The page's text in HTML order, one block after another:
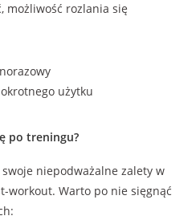
możliwość rozlania się
użytku
po treningu?
niepodważalne zalety w
workout. Warto po nie sięgnąć